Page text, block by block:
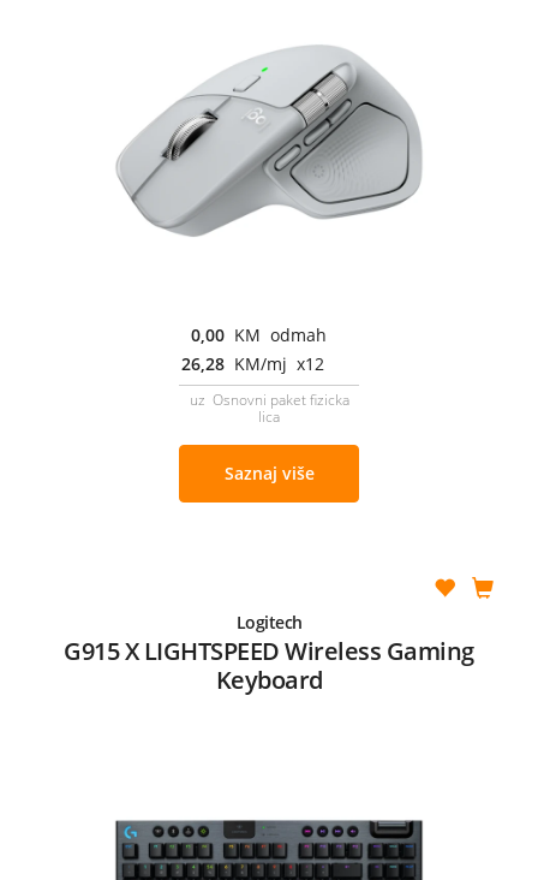
0,00 KM odmah
26,28 KM/mj x12
uz Osnovni paket fizicka
lica
Saznaj više
Logitech
G915 X LIGHTSPEED Wireless Gaming
Keyboard